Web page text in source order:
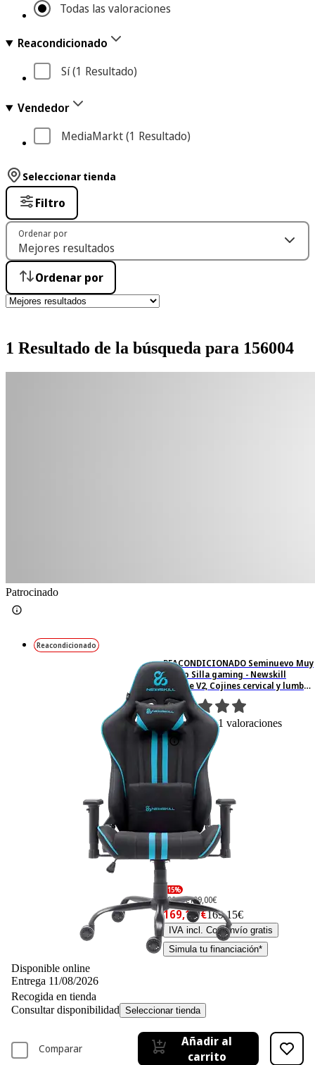
Todas las valoraciones
Reacondicionado
Sí (1 Resultado)
Vendedor
MediaMarkt (1 Resultado)
1 Resultado de la búsqueda para 156004
Seleccionar tienda
Filtro
Ordenar por
Ordenar por
Patrocinado
Reacondicionado
REACONDICIONADO Seminuevo Muy
bueno Silla gaming - Newskill
Kitsune V2, Cojines cervical y lumbar,
Reclinable 180º, Hasta 136 kg, Azul
1Basado en 1 valoraciones
-15%
199,– €199,00€
169,15 €169,15€
IVA incl. Con envío gratis
Simula tu financiación*
Disponible online
Entrega 11/08/2026
Recogida en tienda
Consultar disponibilidad Seleccionar tienda
Comparar
Añadir al
carrito